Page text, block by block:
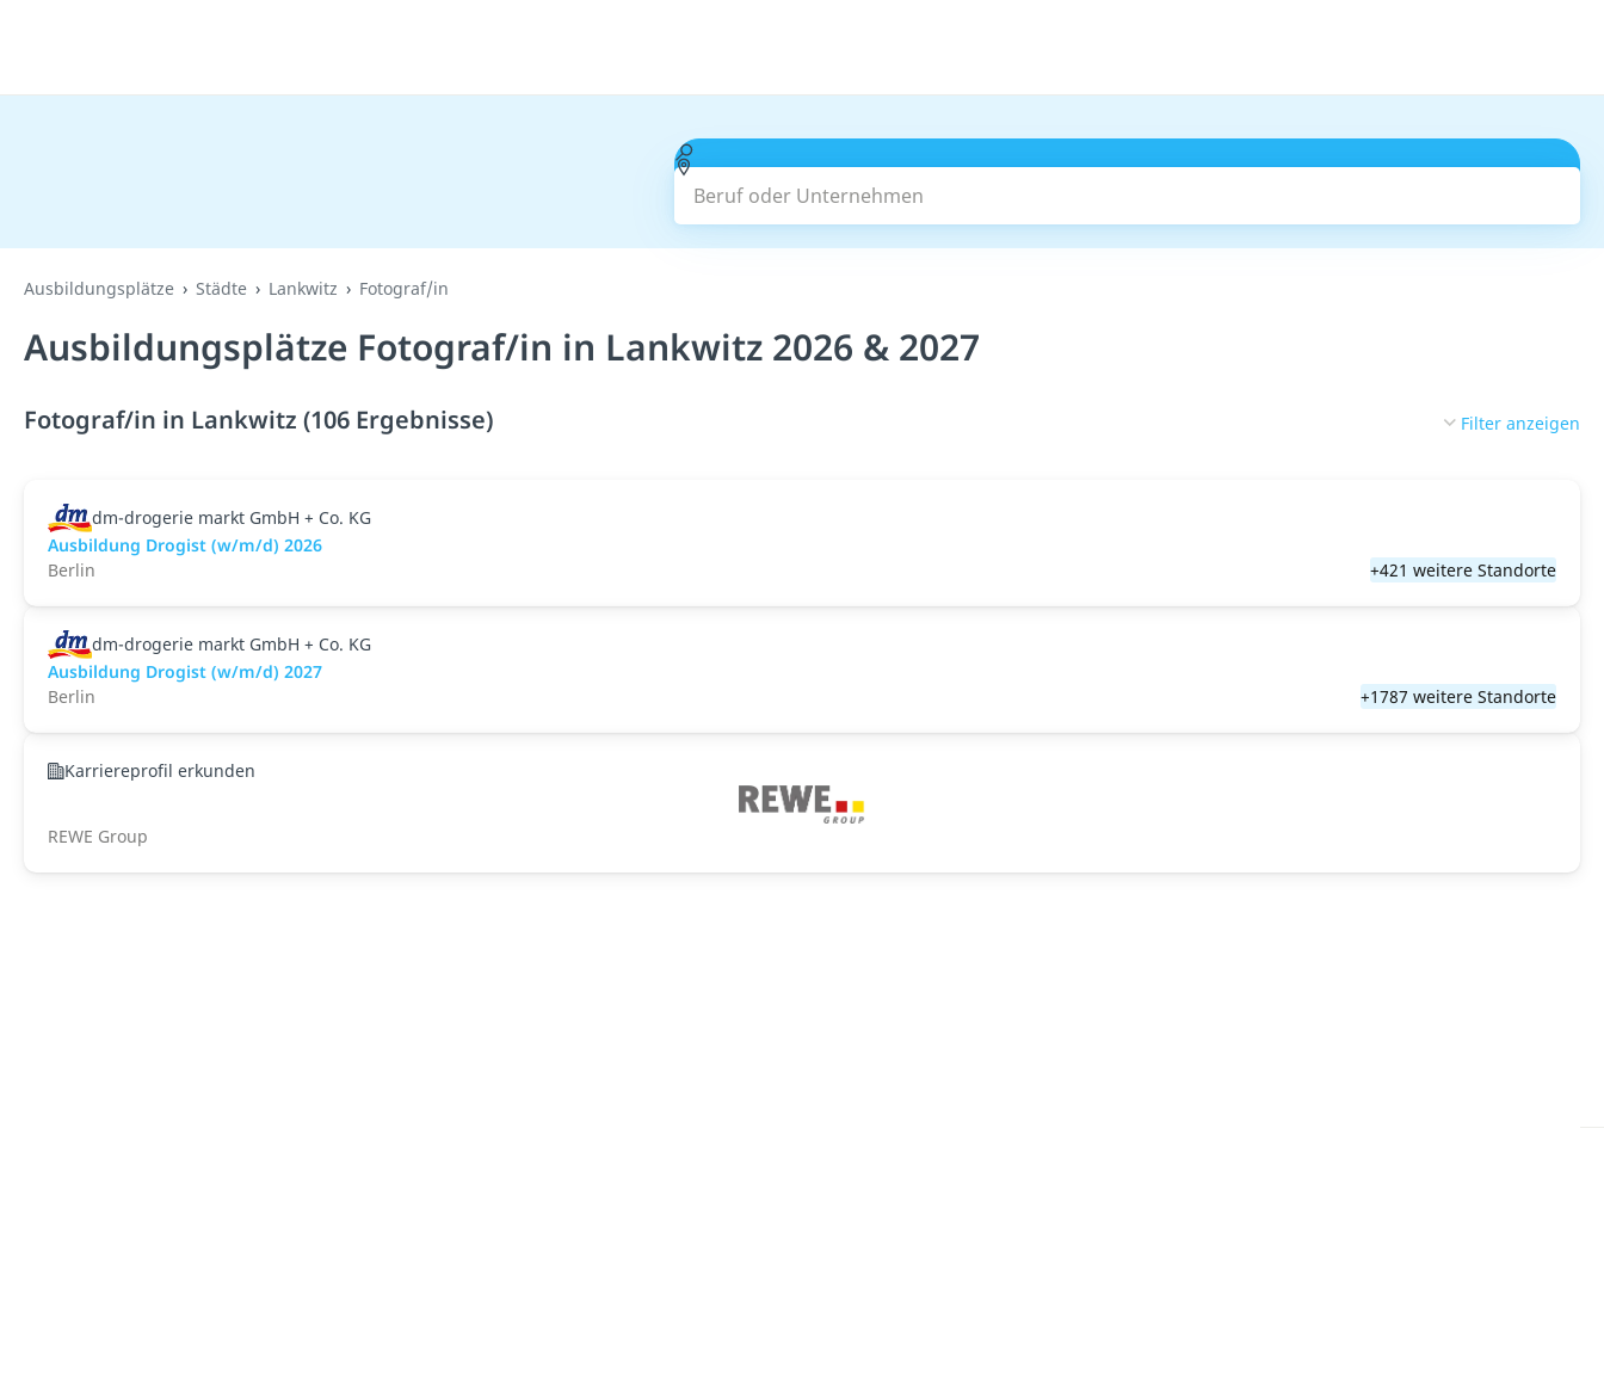
Beruf oder Unternehmen
Ausbildungsplätze Städte Lankwitz Fotograf/in
Ausbildungsplätze Fotograf/in in Lankwitz 2026 & 2027
Fotograf/in in Lankwitz (106 Ergebnisse) Filter anzeigen
dm-drogerie markt GmbH + Co. KG
Ausbildung Drogist (w/m/d) 2026
Berlin
+421 weitere Standorte
dm-drogerie markt GmbH + Co. KG
Ausbildung Drogist (w/m/d) 2027
Berlin
+1787 weitere Standorte
Karriereprofil erkunden
REWE Group